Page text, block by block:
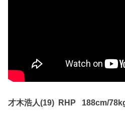
才木浩人(19) RHP 188cm/